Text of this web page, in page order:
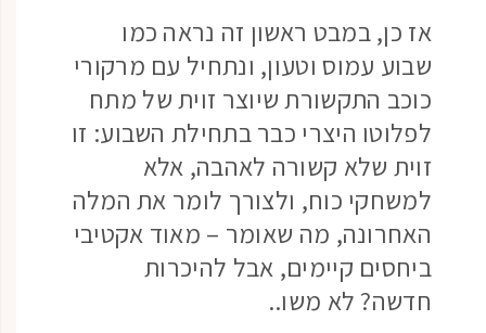
אז כן, במבט ראשון זה נראה כמו
שבוע עמוס וטעון, ונתחיל עם מרקורי
כוכב התקשורת שיוצר זוית של מתח
לפלוטו היצרי כבר בתחילת השבוע: זו
זוית שלא קשורה לאהבה, אלא
למשחקי כוח, ולצורך לומר את המלה
האחרונה, מה שאומר – מאוד אקטיבי
ביחסים קיימים, אבל להיכרות
חדשה? לא משו..